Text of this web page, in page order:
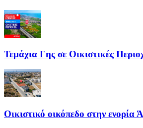
Τεμάχια Γης σε Οικιστικές
Οικιστικό οικόπεδο στην ενορία